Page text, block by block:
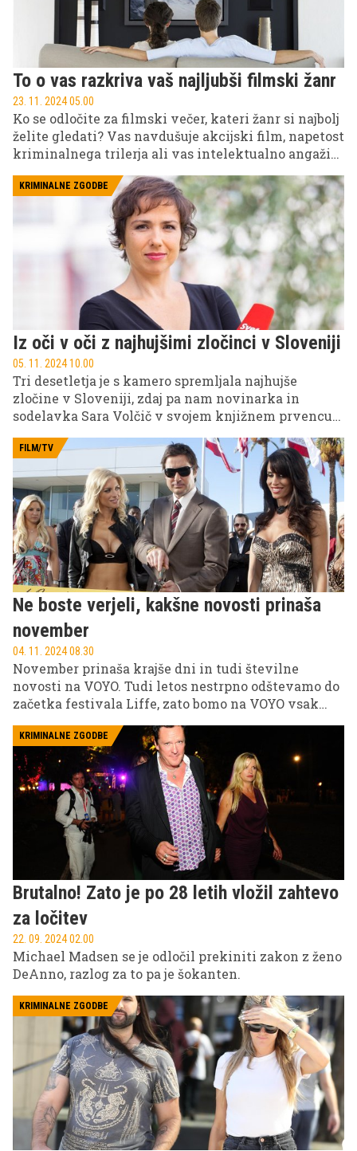
To o vas razkriva vaš najljubši filmski žanr
23. 11. 2024 05.00
Ko se odločite za filmski večer, kateri žanr si najbolj
želite gledati? Vas navdušuje akcijski film, napetost
kriminalnega trilerja ali vas intelektualno angažira
KRIMINALNE ZGODBE
Iz oči v oči z najhujšimi zločinci v Sloveniji
05. 11. 2024 10.00
Tri desetletja je s kamero spremljala najhujše
zločine v Sloveniji, zdaj pa nam novinarka in
sodelavka Sara Volčič v svojem knjižnem prvencu
Skozi pronicljivo pero nas popelje v svet ljudi, ki so
zagrešili okrutna kazniva dejanja, a nam pri tem ne
ponuja enostavnih sodb. V intervjuju nam razkrije,
kateri zločinec ji je pognal strah v kosti, pa tudi, kaj
se je glede človeške narave naučila v vseh teh letih
spremljanja kriminalnih dejanj.
FILM/TV
Ne boste verjeli, kakšne novosti prinaša
november
04. 11. 2024 08.30
November prinaša krajše dni in tudi številne
novosti na VOYO. Tudi letos nestrpno odštevamo do
začetka festivala Liffe, zato bomo na VOYO vsak
navdušili v preteklosti. 10 filmov vas na VOYO še
čaka, 7 jih še pride. Kot da to ni dovolj, prihaja še
srbska serija Na robu pameti in avstralska verzija
resničnostnega šova Ljubezen na vasi Avstralija.
Preživite praznike v naši družbi!
KRIMINALNE ZGODBE
Brutalno! Zato je po 28 letih vložil zahtevo
za ločitev
22. 09. 2024 02.00
Michael Madsen se je odločil prekiniti zakon z ženo
DeAnno, razlog za to pa je šokanten.
KRIMINALNE ZGODBE